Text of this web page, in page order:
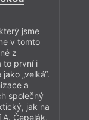
jsme
v tomto
z
to první i
„velká“.
a
společný
jak na
Čepelák,